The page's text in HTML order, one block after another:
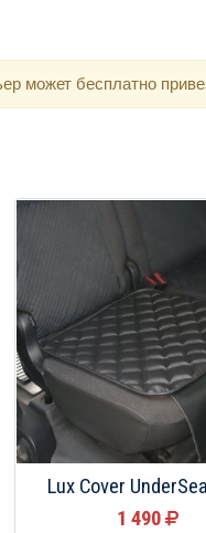
может бесплатно
Lux Cover
1 490